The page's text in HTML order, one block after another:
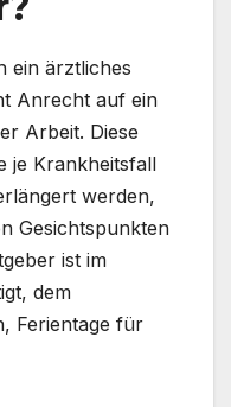
ein ärztliches
Anrecht auf ein
Arbeit. Diese
je Krankheitsfall
werden,
Gesichtspunkten
ist im
dem
Ferientage für